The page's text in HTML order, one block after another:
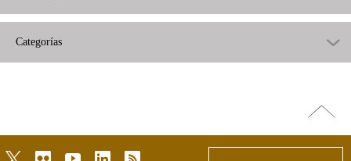
Categorías
arriba
twitterflickr youtubelinkedinrss